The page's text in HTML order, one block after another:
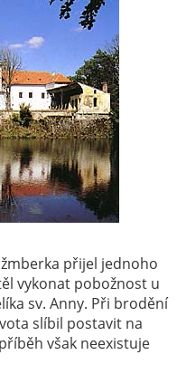
přijel jednoho
vykonat pobožnost u
sv. Anny. Při brodění
slíbil postavit na
však neexistuje